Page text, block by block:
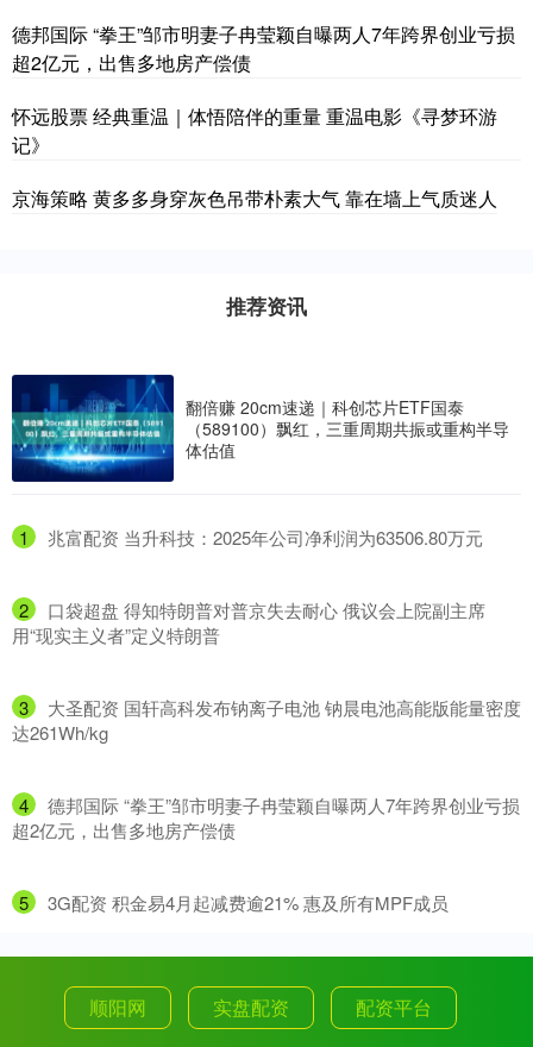
德邦国际 “拳王”邹市明妻子冉莹颖自曝两人7年跨界创业亏损
超2亿元，出售多地房产偿债
怀远股票 经典重温｜体悟陪伴的重量 重温电影《寻梦环游
记》
京海策略 黄多多身穿灰色吊带朴素大气 靠在墙上气质迷人
推荐资讯
翻倍赚 20cm速递｜科创芯片ETF国泰
（589100）飘红，三重周期共振或重构半导
体估值
1 ​兆富配资 当升科技：2025年公司净利润为63506.80万元
2
​口袋超盘 得知特朗普对普京失去耐心 俄议会上院副主席
用“现实主义者”定义特朗普
3
​大圣配资 国轩高科发布钠离子电池 钠晨电池高能版能量密度
达261Wh/kg
4
​德邦国际 “拳王”邹市明妻子冉莹颖自曝两人7年跨界创业亏损
超2亿元，出售多地房产偿债
5 ​3G配资 积金易4月起减费逾21% 惠及所有MPF成员
顺阳网 实盘配资 配资平台